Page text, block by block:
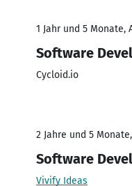
1 Jahr und 5 Monate,
Software
Cycloid.io
2 Jahre und 5
Software
Vivify Ideas